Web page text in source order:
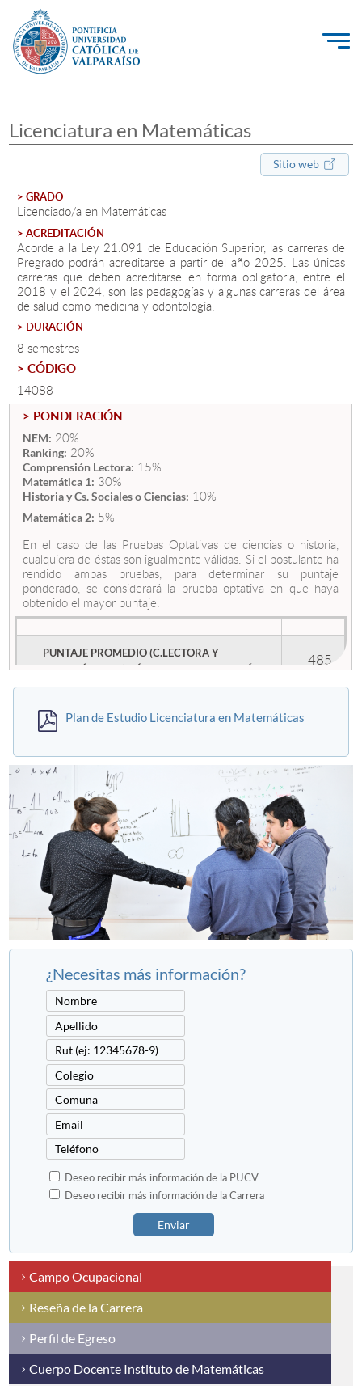
Investigación, Creación e Innovación
Vinculación con el Medio
Admisión
Pregrado
Postgrado
Formación Continua
Estudiantes
Académicos
Funcionarios
Alumni
English
Licenciatura en Matemáticas
Sitio web
> GRADO
Licenciado/a en Matemáticas
> ACREDITACIÓN
Acorde a la Ley 21.091 de Educación Superior, las carreras de
Pregrado podrán acreditarse a partir del año 2025. Las únicas
carreras que deben acreditarse en forma obligatoria, entre el
2018 y el 2024, son las pedagogías y algunas carreras del área
de salud como medicina y odontología.
> DURACIÓN
8 semestres
> CÓDIGO
14088
> PONDERACIÓN
NEM: 20%
Ranking: 20%
Comprensión Lectora: 15%
Matemática 1: 30%
Historia y Cs. Sociales o Ciencias: 10%
Matemática 2: 5%
En el caso de las Pruebas Optativas de ciencias o historia,
cualquiera de éstas son igualmente válidas. Si el postulante ha
rendido ambas pruebas, para determinar su puntaje
ponderado, se considerará la prueba optativa en que haya
obtenido el mayor puntaje.
PUNTAJE PROMEDIO (C.LECTORA Y
MATEMÁRICA 1) MÍNIMO DE POSTULACIÓN
485
Plan de Estudio Licenciatura en Matemáticas
¿Necesitas más información?
Deseo recibir más información de la PUCV
Deseo recibir más información de la Carrera
Enviar
Campo Ocupacional
Reseña de la Carrera
Perfil de Egreso
Cuerpo Docente Instituto de Matemáticas